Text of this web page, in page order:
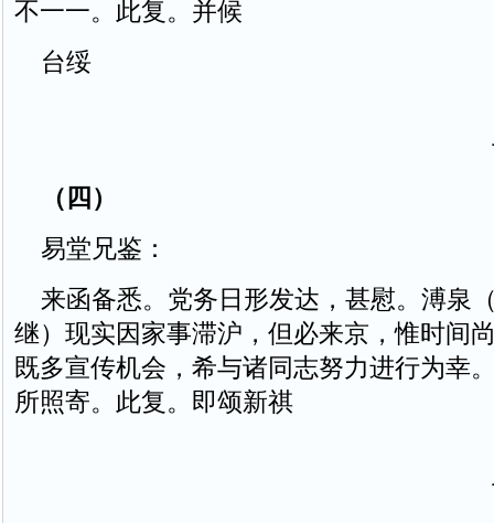
不一一。此复。并候
台绥
（四）
易堂兄鉴：
来函备悉。党务日形发达，甚慰。溥泉
继）现实因家事滞沪，但必来京，惟时间
既多宣传机会，希与诸同志努力进行为幸
所照寄。此复。即颂新祺